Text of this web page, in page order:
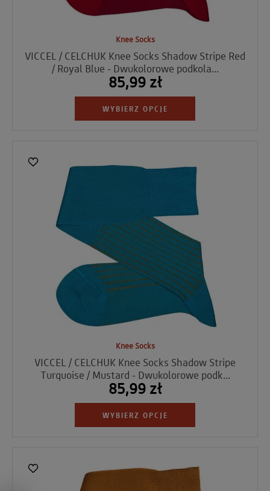
Knee Socks
VICCEL / CELCHUK Knee Socks Shadow Stripe Red
/ Royal Blue - Dwukolorowe podkola...
85,99 zł
WYBIERZ OPCJE
Knee Socks
VICCEL / CELCHUK Knee Socks Shadow Stripe
Turquoise / Mustard - Dwukolorowe podk...
85,99 zł
WYBIERZ OPCJE